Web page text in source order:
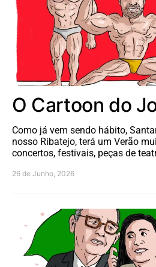
O Cartoon do
Como já vem sendo hábito,
nosso Ribatejo, terá um Verão
concertos, festivais, peças de
26 de Junho, 2026